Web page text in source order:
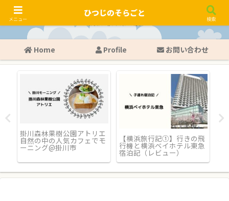
Home Profile お問い合わせ
掛川森林果樹公園アトリエ
自然の中の人気カフェでモ
ーニング@掛川市
【横浜旅行記①】行きの飛
行機と横浜ベイホテル東急
宿泊記（レビュー）
メニュー
ひつじのそらごと
検索